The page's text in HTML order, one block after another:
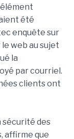
été
enquête sur
web au sujet
la
par courriel.
clients ont
sécurité des
affirme que